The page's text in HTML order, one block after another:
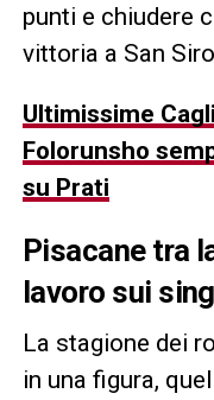
punti e chiudere
vittoria a San
Ultimissime
Folorunsho
su Prati
Pisacane tra
lavoro sui
La stagione dei
in una figura,